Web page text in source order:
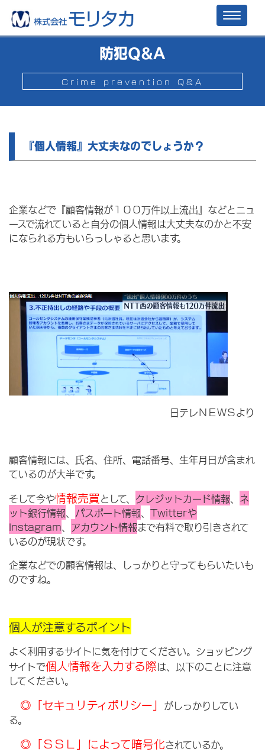
防犯Q&A
Crime prevention Q&A
『個人情報』大丈夫なのでしょうか？
企業などで『顧客情報が１００万件以上流出』などとニュ
ースで流れていると自分の個人情報は大丈夫なのかと不安
になられる方もいらっしゃると思います。
日テレＮＥＷＳより
顧客情報には、氏名、住所、電話番号、生年月日が含まれ
ているのが大半です。
そして今や情報売買として、 クレジットカード情報、 ネ
ット銀行情報、 パスポート情報、 Twitterや
Instagram、 アカウント情報まで有料で取り引きされて
いるのが現状です。
企業などでの顧客情報は、しっかりと守ってもらいたいも
のですね。
個人が注意するポイント
よく利用するサイトに気を付けてください。ショッピング
サイトで個人情報を入力する際は、以下のことに注意
してください。
◎「セキュリティポリシー」 がしっかりしてい
る。
◎「ＳＳＬ」によって暗号化されているか。